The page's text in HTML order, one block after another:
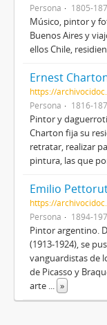
Persona
1805-
Músico, pintor y
Buenos Aires y
ellos Chile,
Ernest
https://
Persona
1816-
Pintor y
Charton fija su
retratar, realizar
pintura, las que
Emilio
https://
Persona
1894-
Pintor argentino.
(1913-1924), se
vanguardistas de
de Picasso y
arte ... »